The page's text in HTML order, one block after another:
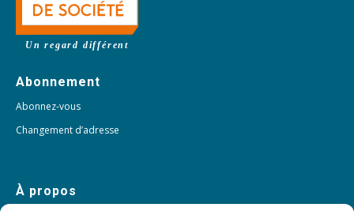
Un regard différent
Abonnement
Abonnez-vous
Changement d’adresse
À propos